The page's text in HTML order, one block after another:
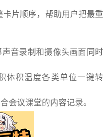
片顺序，帮助用户把最重
音录制和摄像头画面同时
体积温度各类单位一键转
会议课堂的内容记录。